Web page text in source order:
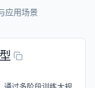
应用场景